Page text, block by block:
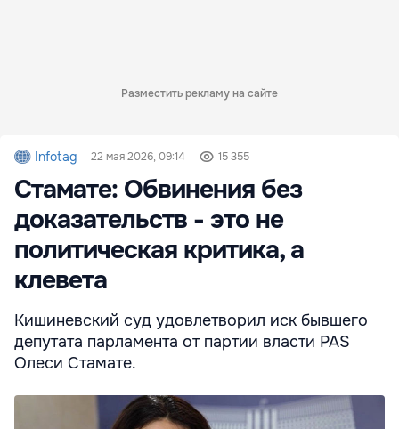
Разместить рекламу на сайте
Infotag 22 мая 2026, 09:14 15 355
Стамате: Обвинения без
доказательств - это не
политическая критика, а
клевета
Кишиневский суд удовлетворил иск бывшего
депутата парламента от партии власти PAS
Олеси Стамате.